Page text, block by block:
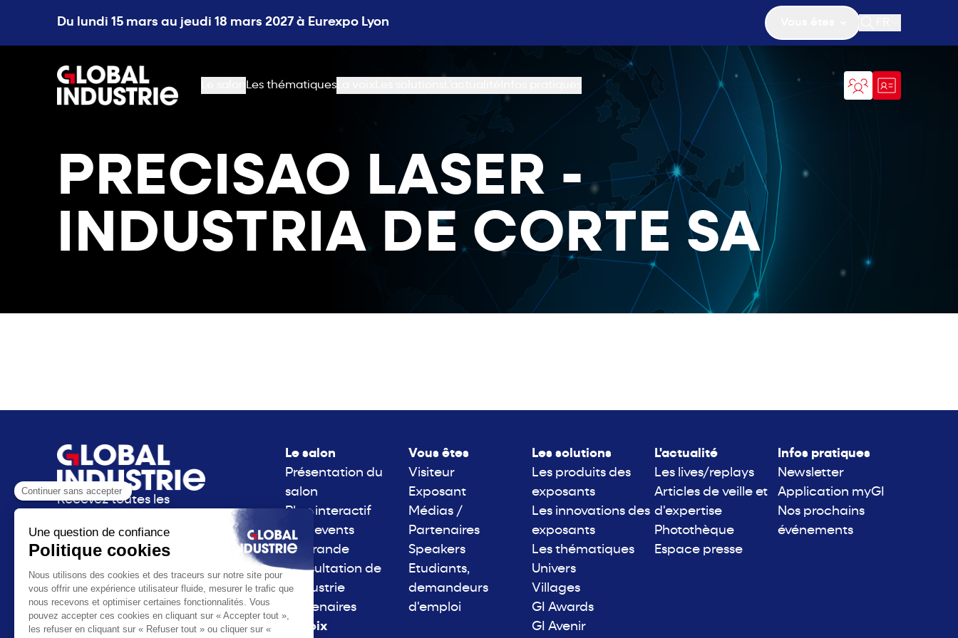
Du lundi 15 mars au jeudi 18 mars 2027 à Eurexpo Lyon
Ouvrir la
page.home
Les thématiques
PRECISAO LASER -
INDUSTRIA DE CORTE SA
Recevez toutes les
Industrie directement
dans votre boite mail.
S'inscrire à la newsletter
Le salon
Présentation du
salon
Plan interactif
Side events
La grande
consultation de
l'Industrie
Partenaires
La voix
Vous êtes
Visiteur
Exposant
Médias /
Partenaires
Speakers
Etudiants,
demandeurs
d'emploi
Les solutions
Les produits des
exposants
Les innovations des
exposants
Les thématiques
Univers
Villages
GI Awards
GI Avenir
L'actualité
Les lives/replays
Articles de veille et
d'expertise
Photothèque
Espace presse
Infos pratiques
Newsletter
Application myGI
Nos prochains
événements